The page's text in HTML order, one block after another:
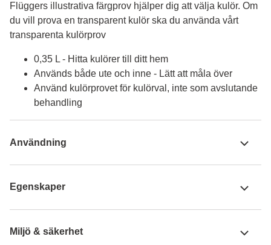
Flüggers illustrativa färgprov hjälper dig att välja kulör. Om
du vill prova en transparent kulör ska du använda vårt
transparenta kulörprov
0,35 L - Hitta kulörer till ditt hem
Används både ute och inne - Lätt att måla över
Använd kulörprovet för kulörval, inte som avslutande
behandling
Användning
Egenskaper
Miljö & säkerhet